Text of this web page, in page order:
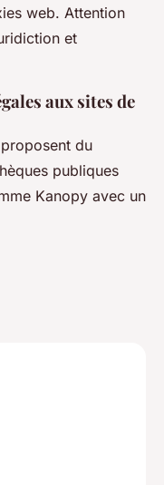
web. Attention
et
aux sites de
du
publiques
Kanopy avec un